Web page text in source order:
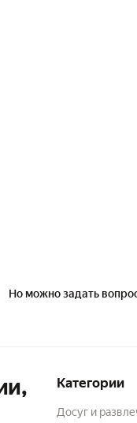
Но можно задать
Категории
Досуг и